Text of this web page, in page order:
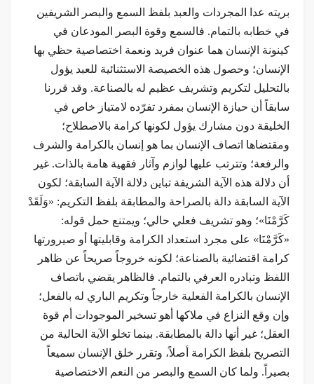
بريته عدا المجردات والعبد بلفظ السمع والبصر الشريفين
في خطابه بالتمام. فالسمع وقوة البصر المودعان في
كينونة الإنسان هما عنوان فريد ونعمة اختصاصية حظي بها
الإنسان؛ وحصول هذه الخصيصة الاستثنائية للعبد يؤول
بالتحليل لتكريم وتشريف عظيم له بالصناعة. وقد قررنا
سابقاً أن حيازة الإنسان بمفرد تفرّده لامتياز خاص في
الخليقة دون مشارك يؤول لكونها كرامة بالاصطلاح؛
ومقتضاها اتصاف الإنسان بما هو إنسان بالكرامة والشرف
والرفعة؛ وتترتب عليها لوازم وآثار فقهية هامة بالذات. غير
أن دلالة هذه الآية الشريفة تباين دلالة الآية السابقة؛ لكون
الآية السابقة دالة بالصراحة والمطابقة بلفظ التكريم: «وَلَقَدْ
كَرَّمْنَا»؛ وهو تشريف فعلي حالي؛ ويمتنع حمل قوله:
«كَرَّمْنَا» على مجرد استعداد الكرامة وقابليتها أو صيرورتها
كرامة اقتضائية بالصناعة؛ لكونه خروجاً صريحاً عن ظاهر
اللفظ وتبادره العرفي بالتمام. فالظاهر يقضي باتصاف
الإنسان بالكرامة الفعلية خارجاً وتكريم الباري له بالفعل؛
وإن وقع النزاع في ملاكها أهو تسخير الموجودات أم قوة
العقل؛ غير أنها دالة بالمطابقة. بينما تخلو الآية الحالية من
التصريح بلفظ الكرامة أصلاً، وتقرر خلق الإنسان سميعاً
بصيراً. ولما كان السمع والبصر من النعم الاختصاصية